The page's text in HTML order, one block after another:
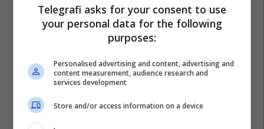
Telegrafi asks for your consent to use
your personal data for the following
purposes:
Personalised advertising and content, advertising and
content measurement, audience research and
services development
Store and/or access information on a device